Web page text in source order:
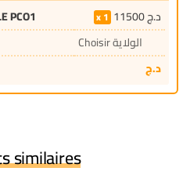
PCO1 1 11500د.ج
Choisir الولاية
د.ج
similaires